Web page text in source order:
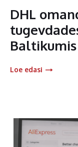
DHL
Baltikumis
Loe edasi